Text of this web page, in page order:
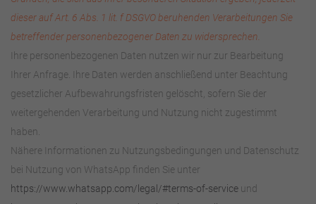
dieser auf Art. 6 Abs. 1 lit. f DSGVO beruhenden Verarbeitungen Sie
betreffender personenbezogener Daten zu widersprechen.
Ihre personenbezogenen Daten nutzen wir nur zur Bearbeitung
Ihrer Anfrage. Ihre Daten werden anschließend unter Beachtung
gesetzlicher Aufbewahrungsfristen gelöscht, sofern Sie der
weitergehenden Verarbeitung und Nutzung nicht zugestimmt
haben.
Nähere Informationen zu Nutzungsbedingungen und Datenschutz
bei Nutzung von WhatsApp finden Sie unter
https://www.whatsapp.com/legal/#terms-of-service und